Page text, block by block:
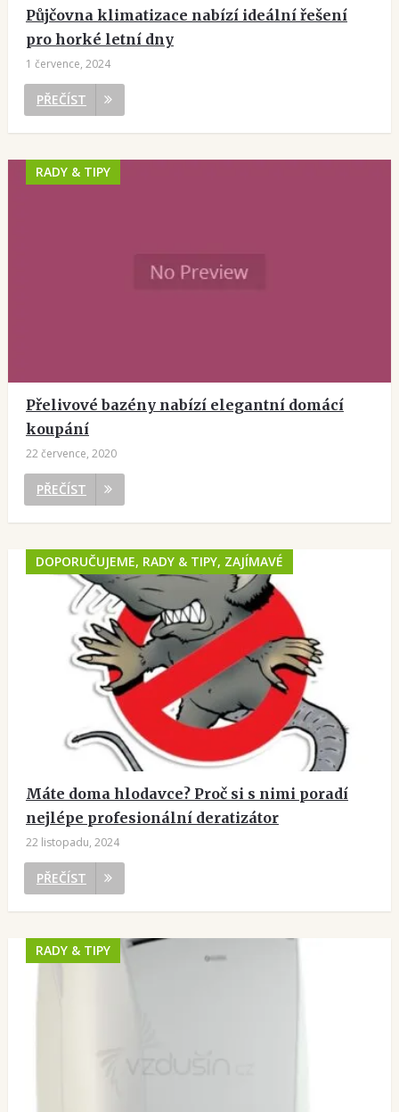
Půjčovna klimatizace nabízí ideální řešení
pro horké letní dny
1 července, 2024
PŘEČÍST
RADY & TIPY
Přelivové bazény nabízí elegantní domácí
koupání
22 července, 2020
PŘEČÍST
DOPORUČUJEME, RADY & TIPY, ZAJÍMAVÉ
Máte doma hlodavce? Proč si s nimi poradí
nejlépe profesionální deratizátor
22 listopadu, 2024
PŘEČÍST
RADY & TIPY